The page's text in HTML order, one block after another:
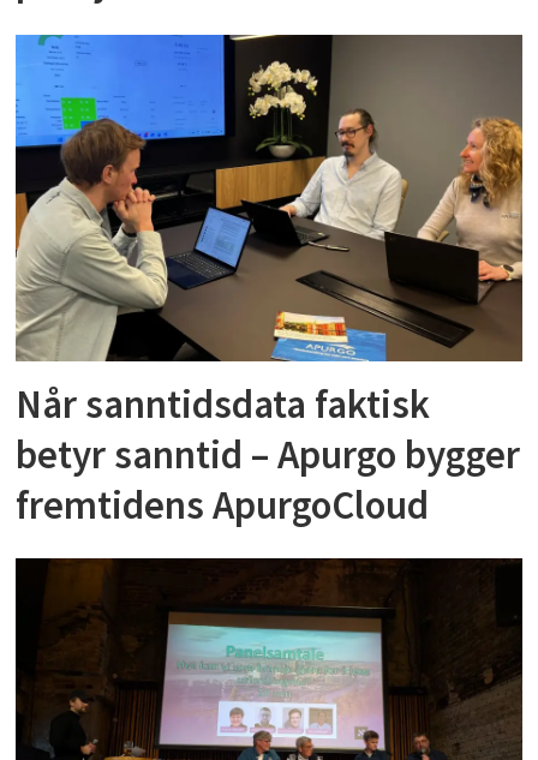
Når sanntidsdata faktisk
betyr sanntid – Apurgo bygger
fremtidens ApurgoCloud